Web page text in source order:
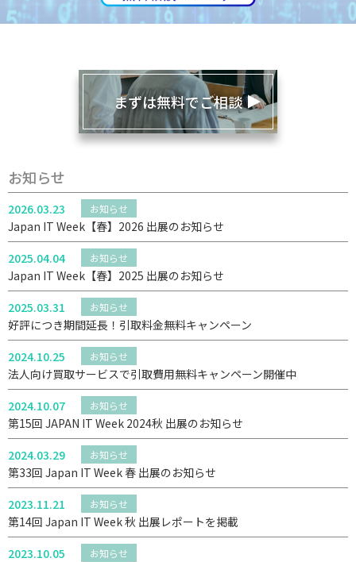
まずは無料でご相談
お知らせ
2026.03.23 お知らせ
Japan IT Week【春】2026 出展のお知らせ
2025.04.04
お知らせ
Japan IT Week【春】2025 出展のお知らせ
2025.03.31
お知らせ
好評につき期間延長！引取料金無料キャンペーン
2024.10.25
お知らせ
法人向け買取サービスで引取費用無料キャンペーン開催中
2024.10.07
お知らせ
第15回 JAPAN IT Week 2024秋 出展のお知らせ
2024.03.29
お知らせ
第33回 Japan IT Week 春 出展のお知らせ
2023.11.21
お知らせ
第14回 Japan IT Week 秋 出展レポートを掲載
2023.10.05
お知らせ